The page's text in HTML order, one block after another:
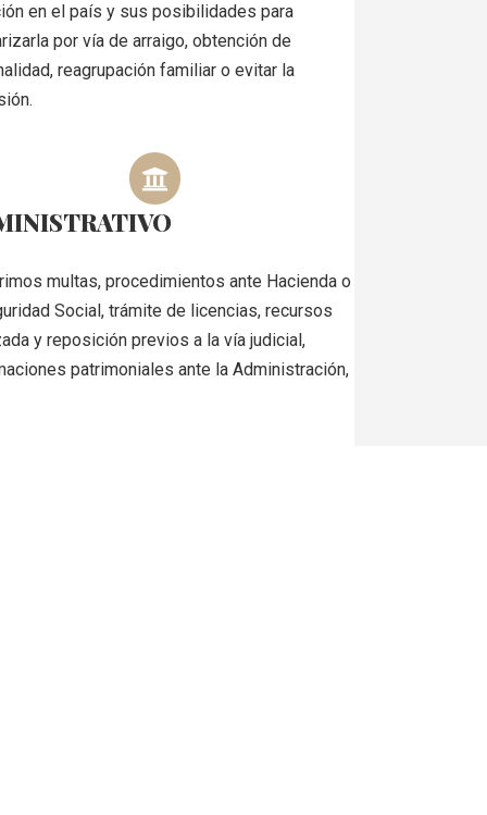
en el país y sus posibilidades para
por vía de arraigo, obtención de
reagrupación familiar o evitar la
multas, procedimientos ante Hacienda o
Social, trámite de licencias, recursos
y reposición previos a la vía judicial,
patrimoniales ante la Administración,